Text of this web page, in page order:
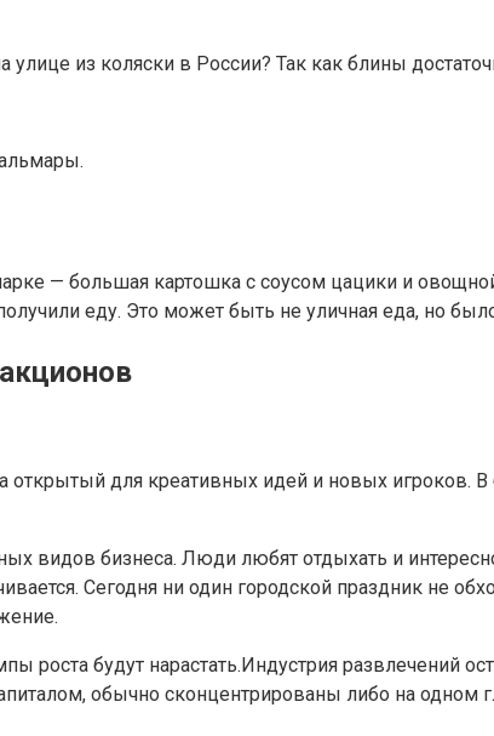
из коляски в России? Так как блины
— большая картошка с соусом цацики и
еду. Это может быть не уличная еда, но
для креативных идей и новых игроков.
видов бизнеса. Люди любят отдыхать и
Сегодня ни один городской праздник не
роста будут нарастать.Индустрия развлечений
обычно сконцентрированы либо на одном